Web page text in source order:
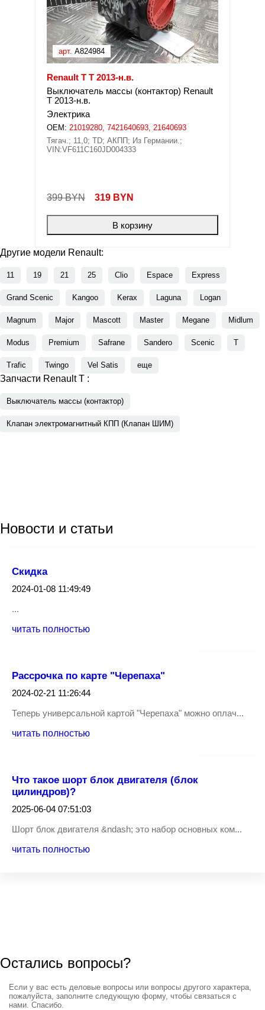
арт. A824984
Renault T T 2013-н.в.
Выключатель массы (контактор) Renault
T 2013-н.в.
Электрика
OEM: 21019280, 7421640693, 21640693
Тягач.; 11,0; TD; АКПП; Из Германии.;
VIN:VF611C160JD004333
399 BYN 319 BYN
В корзину
Другие модели Renault:
11 19 21 25 Clio Espace Express
Grand Scenic Kangoo Kerax Laguna Logan
Magnum Major Mascott Master Megane Midlum
Modus Premium Safrane Sandero Scenic T
Trafic Twingo Vel Satis еще
Запчасти Renault T :
Выключатель массы (контактор)
Клапан электромагнитный КПП (Клапан ШИМ)
Новости и статьи
Скидка
2024-01-08 11:49:49
...
читать полностью
Рассрочка по карте "Черепаха"
2024-02-21 11:26:44
Теперь универсальной картой "Черепаха" можно оплач...
читать полностью
Что такое шорт блок двигателя (блок
цилиндров)?
2025-06-04 07:51:03
Шорт блок двигателя &ndash; это набор основных ком...
читать полностью
Остались вопросы?
Если у вас есть деловые вопросы или вопросы другого характера,
пожалуйста, заполните следующую форму, чтобы связаться с
нами. Спасибо.